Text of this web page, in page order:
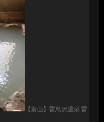
【富山】雷鳥沢温泉 雷